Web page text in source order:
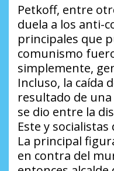
Petkoff, entre
duela a los anti-
principales que
comunismo
simplemente,
Incluso, la caída
resultado de
se dio entre la
Este y
La principal
en contra del